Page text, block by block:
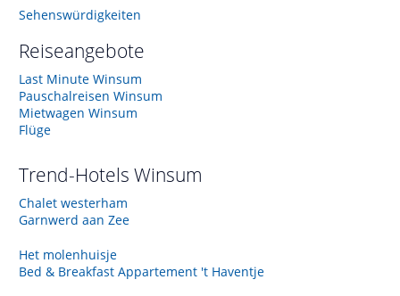
Sehenswürdigkeiten
Reiseangebote
Last Minute Winsum
Pauschalreisen Winsum
Mietwagen Winsum
Flüge
Trend-Hotels Winsum
Chalet westerham
Garnwerd aan Zee
Het molenhuisje
Bed & Breakfast Appartement 't Haventje